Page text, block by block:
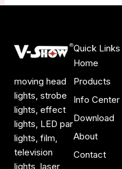
moving head
lights, strobe
lights, effect
lights, LED par
lights, film,
television
lights, laser
Quick Links
Home
Products
Info Center
Download
About
Contact